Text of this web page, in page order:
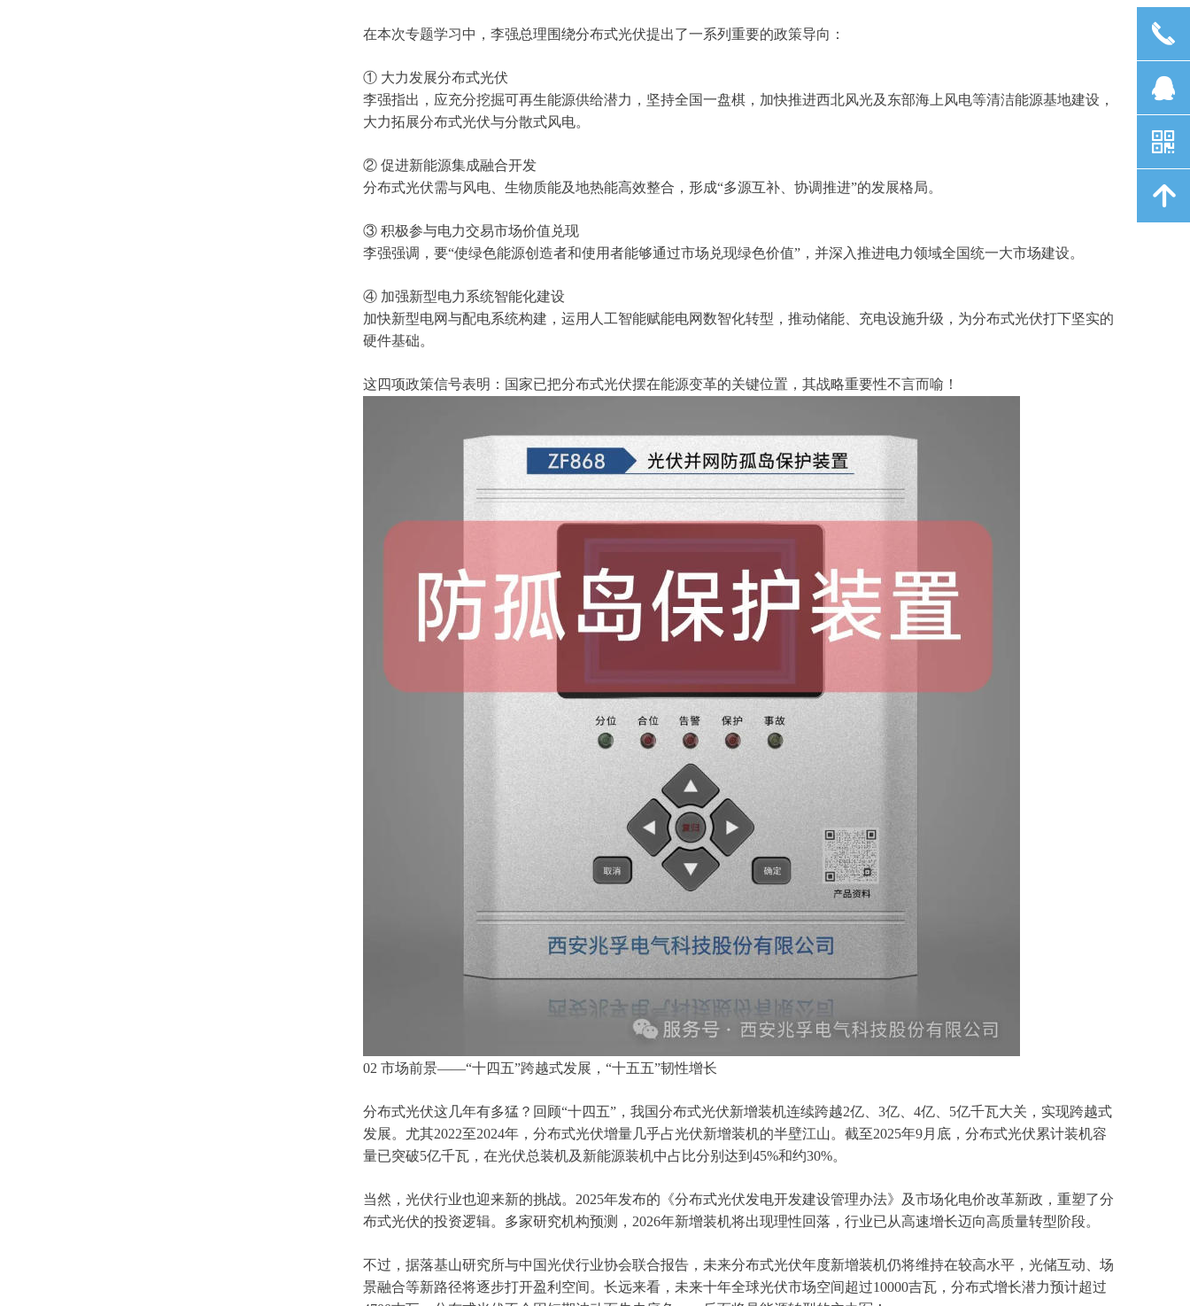
在本次专题学习中，李强总理围绕分布式光伏提出了一系列重要的政策导向：
① 大力发展分布式光伏
李强指出，应充分挖掘可再生能源供给潜力，坚持全国一盘棋，加快推进西北风光及东部海上风电等清洁能源基地建设，
大力拓展分布式光伏与分散式风电。
② 促进新能源集成融合开发
分布式光伏需与风电、生物质能及地热能高效整合，形成“多源互补、协调推进”的发展格局。
③ 积极参与电力交易市场价值兑现
李强强调，要“使绿色能源创造者和使用者能够通过市场兑现绿色价值”，并深入推进电力领域全国统一大市场建设。
④ 加强新型电力系统智能化建设
加快新型电网与配电系统构建，运用人工智能赋能电网数智化转型，推动储能、充电设施升级，为分布式光伏打下坚实的
硬件基础。
这四项政策信号表明：国家已把分布式光伏摆在能源变革的关键位置，其战略重要性不言而喻！
02 市场前景——“十四五”跨越式发展，“十五五”韧性增长
分布式光伏这几年有多猛？回顾“十四五”，我国分布式光伏新增装机连续跨越2亿、3亿、4亿、5亿千瓦大关，实现跨越式
发展。尤其2022至2024年，分布式光伏增量几乎占光伏新增装机的半壁江山。截至2025年9月底，分布式光伏累计装机容
量已突破5亿千瓦，在光伏总装机及新能源装机中占比分别达到45%和约30%。
当然，光伏行业也迎来新的挑战。2025年发布的《分布式光伏发电开发建设管理办法》及市场化电价改革新政，重塑了分
布式光伏的投资逻辑。多家研究机构预测，2026年新增装机将出现理性回落，行业已从高速增长迈向高质量转型阶段。
不过，据落基山研究所与中国光伏行业协会联合报告，未来分布式光伏年度新增装机仍将维持在较高水平，光储互动、场
景融合等新路径将逐步打开盈利空间。长远来看，未来十年全球光伏市场空间超过10000吉瓦，分布式增长潜力预计超过
끅
뀩
낃
녕